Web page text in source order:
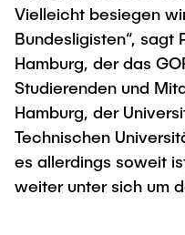
Vielleicht besiegen
Bundesligisten“, sagt
Hamburg, der das
Studierenden und
Hamburg, der
Technischen
es allerdings soweit
weiter unter sich um